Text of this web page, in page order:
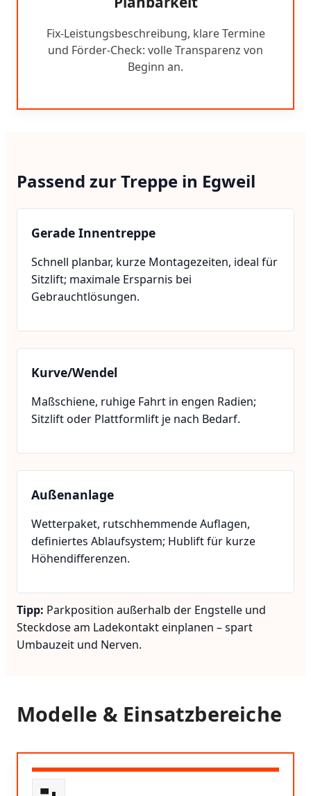
Fix-Leistungsbeschreibung, klare Termine
und Förder-Check: volle Transparenz von
Beginn an.
Passend zur Treppe in Egweil
Gerade Innentreppe
Schnell planbar, kurze Montagezeiten, ideal für
Sitzlift; maximale Ersparnis bei
Gebrauchtlösungen.
Kurve/Wendel
Maßschiene, ruhige Fahrt in engen Radien;
Sitzlift oder Plattformlift je nach Bedarf.
Außenanlage
Wetterpaket, rutschhemmende Auflagen,
definiertes Ablaufsystem; Hublift für kurze
Höhendifferenzen.
Tipp: Parkposition außerhalb der Engstelle und
Steckdose am Ladekontakt einplanen – spart
Umbauzeit und Nerven.
Modelle & Einsatzbereiche